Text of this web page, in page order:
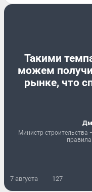
Такими
можем
рынке, что
Министр строительства
7 августа 127